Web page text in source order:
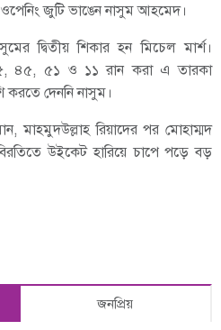
জুটি ভাঙেন নাসুম আহমেদ।
দ্বিতীয় শিকার হন মিচেল মার্শ।
৪৫, ৫১ ও ১১ রান করা এ তারকা
করতে দেননি নাসুম।
মাহমুদউল্লাহ রিয়াদের পর মোহাম্মদ
উইকেট হারিয়ে চাপে পড়ে বড়
জনপ্রিয়